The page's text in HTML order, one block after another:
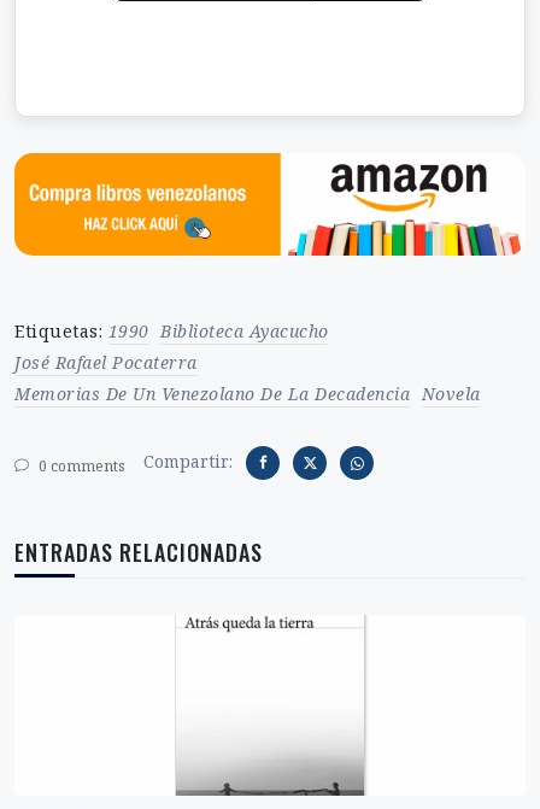
Etiquetas: 1990 Biblioteca Ayacucho
José Rafael Pocaterra
Memorias De Un Venezolano De La Decadencia Novela
0 comments Compartir:
ENTRADAS RELACIONADAS